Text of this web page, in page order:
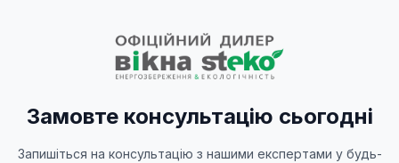
Замовте консультацію сьогодні
Запишіться на консультацію з нашими експертами у будь-